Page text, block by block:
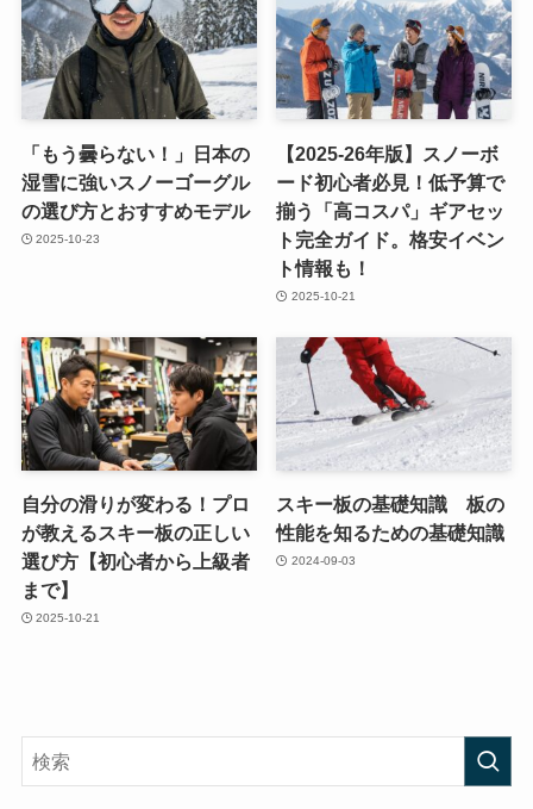
「もう曇らない！」日本の
湿雪に強いスノーゴーグル
の選び方とおすすめモデル
2025-10-23
【2025-26年版】スノーボ
ード初心者必見！低予算で
揃う「高コスパ」ギアセッ
ト完全ガイド。格安イベン
ト情報も！
2025-10-21
自分の滑りが変わる！プロ
が教えるスキー板の正しい
選び方【初心者から上級者
まで】
2025-10-21
スキー板の基礎知識 板の
性能を知るための基礎知識
2024-09-03